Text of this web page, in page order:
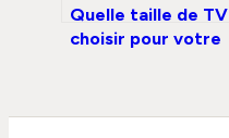
Quelle taille de TV
choisir pour votre